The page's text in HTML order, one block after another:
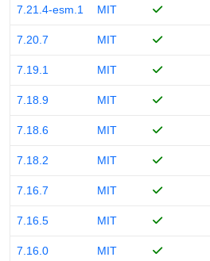
7.21.4-esm.1 MIT
7.20.7 MIT
7.19.1 MIT
7.18.9 MIT
7.18.6 MIT
7.18.2 MIT
7.16.7 MIT
7.16.5 MIT
7.16.0 MIT